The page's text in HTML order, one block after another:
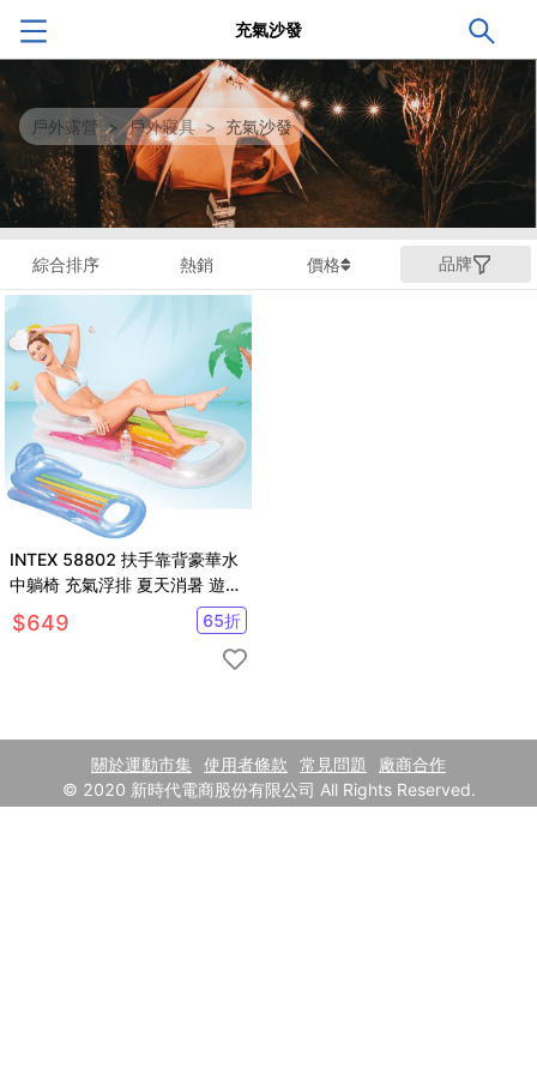
充氣沙發
戶外露營 > 戶外寢具 > 充氣沙發
綜合排序 熱銷 價格 品牌
INTEX 58802 扶手靠背豪華水
中躺椅 充氣浮排 夏天消暑 遊戲
水池 【SV61314】
$649 65折
關於運動市集 使用者條款 常見問題
廠商合作
© 2020 新時代電商股份有限公司 All Rights Reserved.